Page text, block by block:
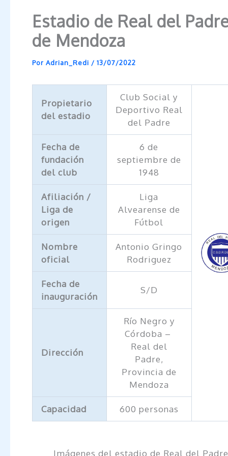
Estadio de Real del
de Mendoza
Por Adrian_Redi / 13/07/2022
Propietario
del estadio
Club Social y
Deportivo Real
del Padre
Fecha de
fundación
del club
6 de
septiembre de
1948
Afiliación /
Liga de
origen
Liga
Alvearense de
Fútbol
Nombre
oficial
Antonio Gringo
Rodriguez
Fecha de
inauguración
S/D
Dirección
Río Negro y
Córdoba –
Real del
Padre,
Provincia de
Mendoza
Capacidad 600 personas
Imágenes del estadio de Real del Padre